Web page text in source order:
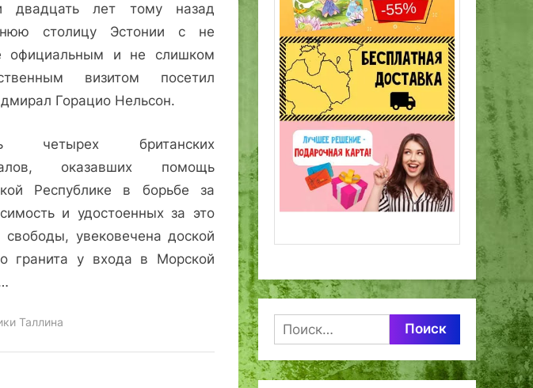
«Все
принимали
меня
ревельский
адмирала
Нельсона
двадцать лет тому назад
столицу Эстонии с не
официальным и не слишком
визитом посетил
Горацио Нельсон.
четырех британских
оказавших помощь
Республике в борьбе за
и удостоенных за это
свободы, увековечена доской
гранита у входа в Морской
Таллина Найти: